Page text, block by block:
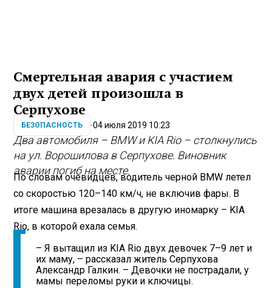
Смертельная авария с участием
двух детей произошла в
Серпухове
БЕЗОПАСНОСТЬ 04 июля 2019 10:23
Два автомобиля – BMW и KIA Rio – столкнулись
на ул. Ворошилова в Серпухове. Виновник
аварии погиб на месте.
По словам очевидцев, водитель черной BMW летел
со скоростью 120–140 км/ч, не включив фары. В
итоге машина врезалась в другую иномарку – KIA
Rio, в которой ехала семья.
– Я вытащил из KIA Rio двух девочек 7–9 лет и
их маму, – рассказал житель Серпухова
Александр Галкин. – Девочки не пострадали, у
мамы переломы руки и ключицы.